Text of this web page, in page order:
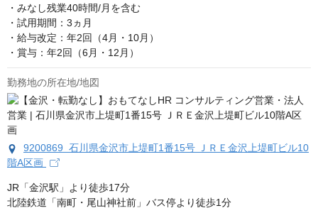
・みなし残業40時間/月を含む
・試用期間：3ヵ月
・給与改定：年2回（4月・10月）
・賞与：年2回（6月・12月）
勤務地の所在地/地図
9200869 石川県金沢市上堤町1番15号 ＪＲＥ金沢上堤町ビル10
階A区画
JR「金沢駅」より徒歩17分
北陸鉄道「南町・尾山神社前」バス停より徒歩1分